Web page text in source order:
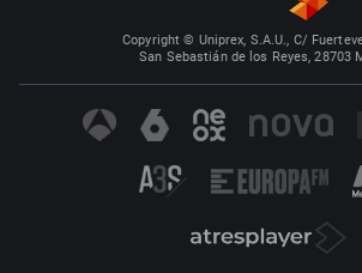
Copyright © Uniprex, S.A.U., C/
San Sebastián de los Reyes, 28703